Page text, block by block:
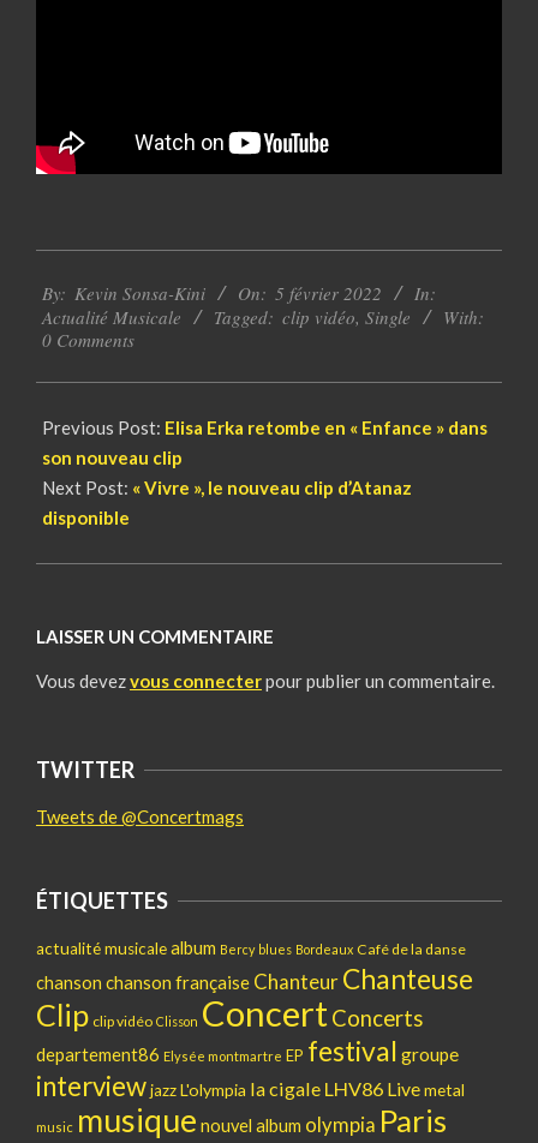
02-
05
By: Kevin Sonsa-Kini On: 5 février 2022
In:
Actualité Musicale
Tagged: clip vidéo, Single
With:
0 Comments
Previous Post: Elisa Erka retombe en « Enfance » dans
son nouveau clip
Next Post: « Vivre », le nouveau clip d’Atanaz
disponible
LAISSER UN COMMENTAIRE
Vous devezvous connecterpour publier un commentaire.
TWITTER
Tweets de @Concertmags
ÉTIQUETTES
actualité musicalealbum Bercy blues Bordeaux Café de la danse
chanson chanson française ChanteurChanteuse
Clip clip vidéo Clisson ConcertConcerts
departement86 Elysée montmartre EP festival groupe
interviewjazzL'olympia la cigale LHV86 Livemetal
music musique nouvel album olympia Paris